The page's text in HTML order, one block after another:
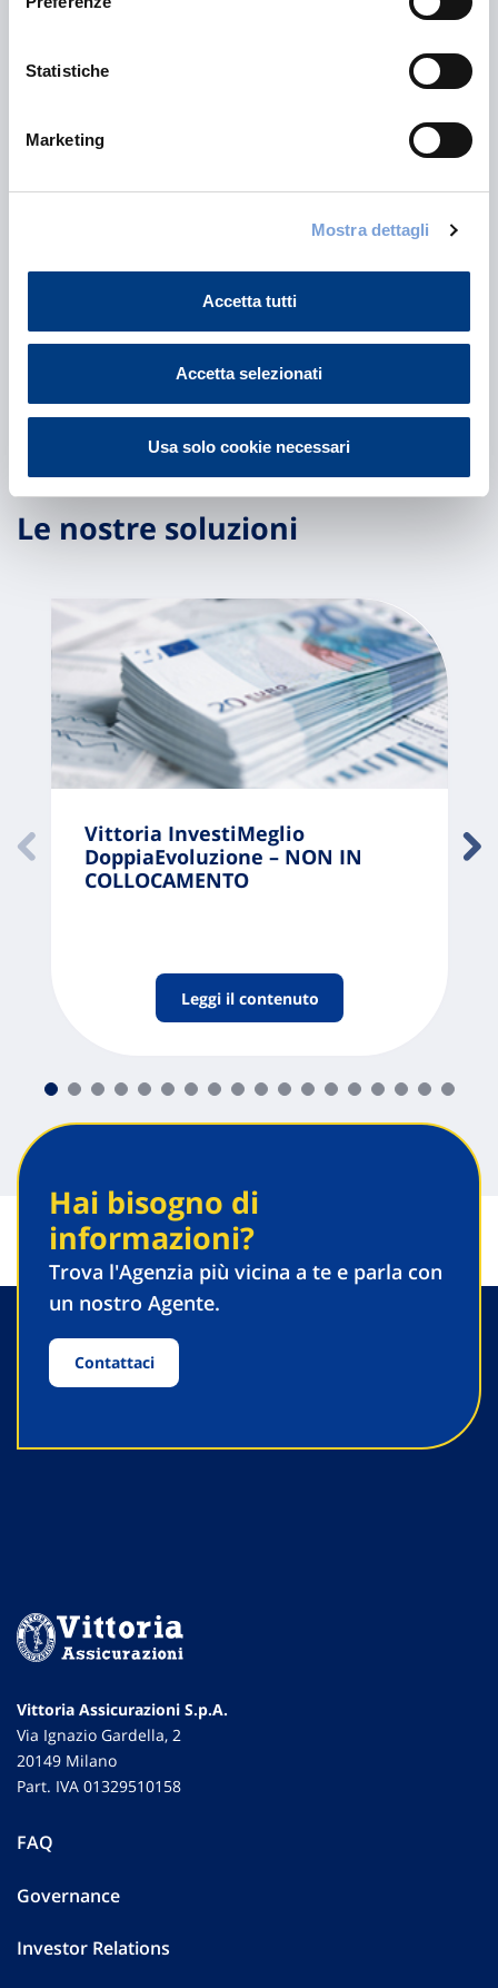
Statistiche
Marketing
Mostra dettagli
Accetta tutti
Accetta selezionati
Usa solo cookie necessari
Prima della sottoscrizione leggere il set informativo.
Visualizza il set
informativo
Le nostre soluzioni
Vittoria InvestiMeglio
DoppiaEvoluzione – NON IN
COLLOCAMENTO
Leggi il contenuto
Hai bisogno di
informazioni?
Trova l'Agenzia più vicina a te e parla con
un nostro Agente.
Contattaci
Vittoria Assicurazioni S.p.A.
Via Ignazio Gardella, 2
20149 Milano
Part. IVA 01329510158
FAQ
Governance
Investor Relations